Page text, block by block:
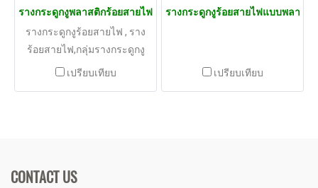
รางกระดูกงูพลาสติกร้อยสายไฟ
รางกระดูกงูร้อยสายไฟ , ราง
ร้อยสายไฟ,กลุ่มรางกระดูกงู
พลาสติก พลาสติกแกนอลูมี
เปรียบเทียบ
รางกระดูกงูร้อยสายไฟแบบพลาสติก
เปรียบเทียบ
CONTACT US